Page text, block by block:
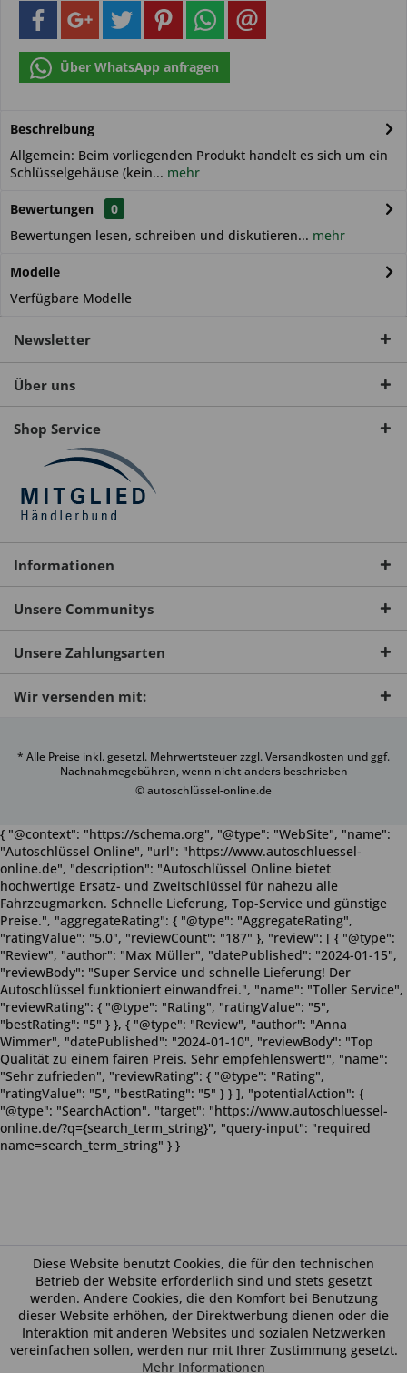
Über WhatsApp anfragen
Beschreibung
Allgemein: Beim vorliegenden Produkt handelt es sich um ein
Schlüsselgehäuse (kein... mehr
Bewertungen
0
Bewertungen lesen, schreiben und diskutieren... mehr
Modelle
Verfügbare Modelle
Newsletter
Über uns
Shop Service
Informationen
Unsere Communitys
Unsere Zahlungsarten
Wir versenden mit:
* Alle Preise inkl. gesetzl. Mehrwertsteuer zzgl.Versandkosten und ggf.
Nachnahmegebühren, wenn nicht anders beschrieben
© autoschlüssel-online.de
Diese Website benutzt Cookies, die für den technischen
Betrieb der Website erforderlich sind und stets gesetzt
werden. Andere Cookies, die den Komfort bei Benutzung
dieser Website erhöhen, der Direktwerbung dienen oder die
Interaktion mit anderen Websites und sozialen Netzwerken
vereinfachen sollen, werden nur mit Ihrer Zustimmung gesetzt.
Mehr Informationen
{ "@context": "https://schema.org", "@type": "WebSite", "name":
"Autoschlüssel Online", "url": "https://www.autoschluessel-
online.de", "description": "Autoschlüssel Online bietet
hochwertige Ersatz- und Zweitschlüssel für nahezu alle
Fahrzeugmarken. Schnelle Lieferung, Top-Service und günstige
Preise.", "aggregateRating": { "@type": "AggregateRating",
"ratingValue": "5.0", "reviewCount": "187" }, "review": [ { "@type":
"Review", "author": "Max Müller", "datePublished": "2024-01-15",
"reviewBody": "Super Service und schnelle Lieferung! Der
Autoschlüssel funktioniert einwandfrei.", "name": "Toller Service",
"reviewRating": { "@type": "Rating", "ratingValue": "5",
"bestRating": "5" } }, { "@type": "Review", "author": "Anna
Wimmer", "datePublished": "2024-01-10", "reviewBody": "Top
Qualität zu einem fairen Preis. Sehr empfehlenswert!", "name":
"Sehr zufrieden", "reviewRating": { "@type": "Rating",
"ratingValue": "5", "bestRating": "5" } } ], "potentialAction": {
"@type": "SearchAction", "target": "https://www.autoschluessel-
online.de/?q={search_term_string}", "query-input": "required
name=search_term_string" } }